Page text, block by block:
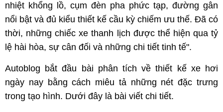
nhiệt khổng lồ, cụm đèn pha phức tạp, đường gân
nổi bật và đủ kiểu thiết kế cầu kỳ chiếm ưu thế. Đã có
thời, những chiếc xe thanh lịch được thể hiện qua tỷ
lệ hài hòa, sự cân đối và những chi tiết tinh tế".
Autoblog bắt đầu bài phân tích về thiết kế xe hơi
ngày nay bằng cách miêu tả những nét đặc trưng
trong tạo hình. Dưới đây là bài viết chi tiết.